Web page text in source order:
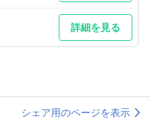
詳細を見る
シェア用のページを表示